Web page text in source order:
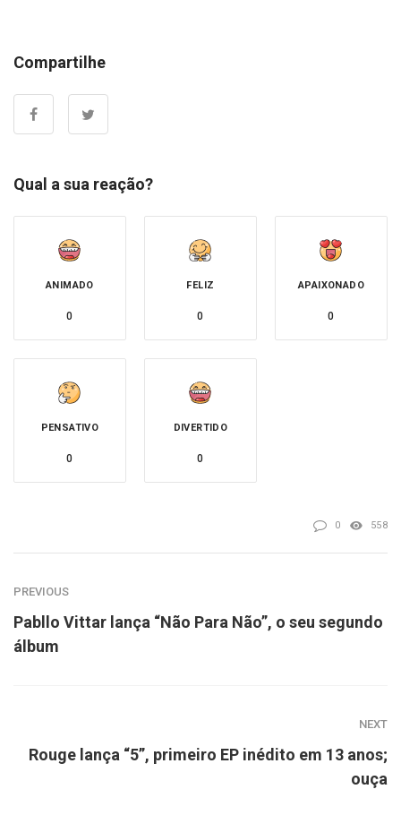
Compartilhe
Qual a sua reação?
ANIMADO
0
FELIZ
0
APAIXONADO
0
PENSATIVO
0
DIVERTIDO
0
0 558
PREVIOUS
Pabllo Vittar lança “Não Para Não”, o seu segundo
álbum
NEXT
Rouge lança “5”, primeiro EP inédito em 13 anos;
ouça